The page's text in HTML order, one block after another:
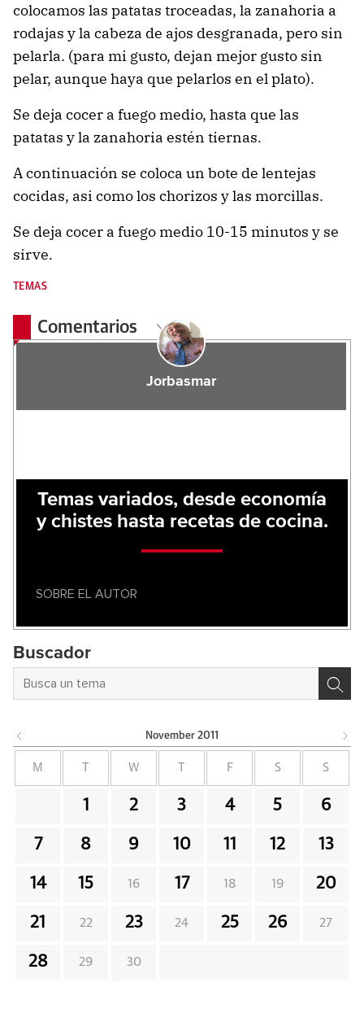
colocamos las patatas troceadas, la zanahoria a
rodajas y la cabeza de ajos desgranada, pero sin
pelarla. (para mi gusto, dejan mejor gusto sin
pelar, aunque haya que pelarlos en el plato).
Se deja cocer a fuego medio, hasta que las
patatas y la zanahoria estén tiernas.
A continuación se coloca un bote de lentejas
cocidas, asi como los chorizos y las morcillas.
Se deja cocer a fuego medio 10-15 minutos y se
sirve.
TEMAS
Comentarios
Jorbasmar
Temas variados, desde economía
y chistes hasta recetas de cocina.
SOBRE EL AUTOR
Buscador
November 2011
M W F S S
1 2 3 4 5 6
7 8 9 10 11 12 13
14 15 16 17 18 19 20
21 22 23 24 25 26 27
28 29 30